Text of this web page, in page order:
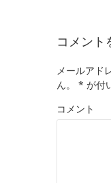
コメント
メールアド
ん。
* が付
コメント